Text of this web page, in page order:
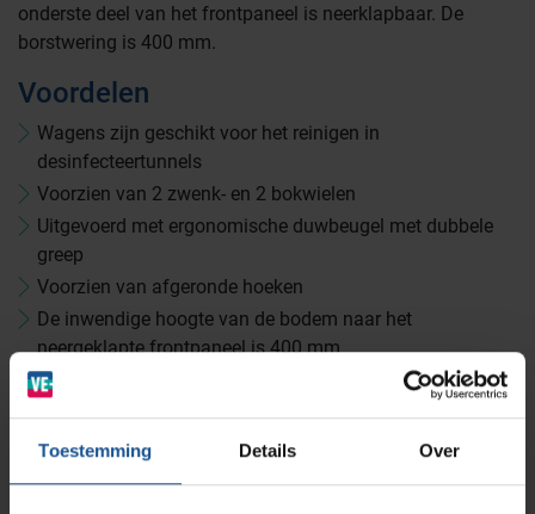
Toestemming Details Over
onderste deel van het frontpaneel is neerklapbaar. De
borstwering is 400 mm.
Voordelen
Wagens zijn geschikt voor het reinigen in
desinfecteertunnels
Voorzien van 2 zwenk- en 2 bokwielen
Uitgevoerd met ergonomische duwbeugel met dubbele
greep
Voorzien van afgeronde hoeken
De inwendige hoogte van de bodem naar het
neergeklapte frontpaneel is 400 mm
Accessoires
Trekstangcombinatie
Ziekenhuizen en klinieken
Zorginstellingen
Laboratoria
Cleanrooms
Logistiek en opslag
Afvalinzamelaars
Modulaire Inrichtingssystemen
Opslagsystemen en voorraadbeheer
Opslagmogelijkheden
Medische (verzorgings)wagens
Wastransport
Medicijn- en verbandkasten
Werkplekinrichting
AP Medical
BINBIN